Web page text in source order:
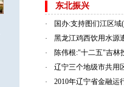
东北振兴
·
国办:支持图们江区
·
黑龙江鸡西饮用水源
·
陈伟根:"十二五"吉林
·
辽宁三个地级市共用
·
2010年辽宁省金融运